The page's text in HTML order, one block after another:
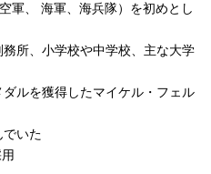
軍、 海軍、海兵隊）を初めとし
所、小学校や中学校、主な大学
ルを獲得したマイケル・フェル
いた